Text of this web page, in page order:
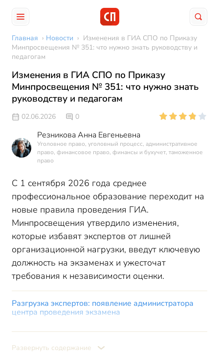
Главная › Новости › Изменения в ГИА СПО по Приказу
Минпросвещения № 351: что нужно знать руководству и
педагогам
Изменения в ГИА СПО по Приказу
Минпросвещения № 351: что нужно знать
руководству и педагогам
02.06.2026 0
Резникова Анна Евгеньевна
Уголовное право, уголовный процесс, административное
право, финансовое право, финансы и бухучет, таможенное
право
С 1 сентября 2026 года среднее
профессиональное образование переходит на
новые правила проведения ГИА.
Минпросвещения утвердило изменения,
которые избавят экспертов от лишней
организационной нагрузки, введут ключевую
должность на экзаменах и ужесточат
требования к независимости оценки.
Разгрузка экспертов: появление администратора
центра проведения экзамена
Развернуть содержание